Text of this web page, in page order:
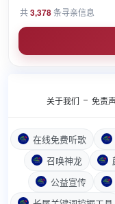
共3,378条寻亲信息
关于我们 免责
在线免费听歌
召唤神龙
公益宣传